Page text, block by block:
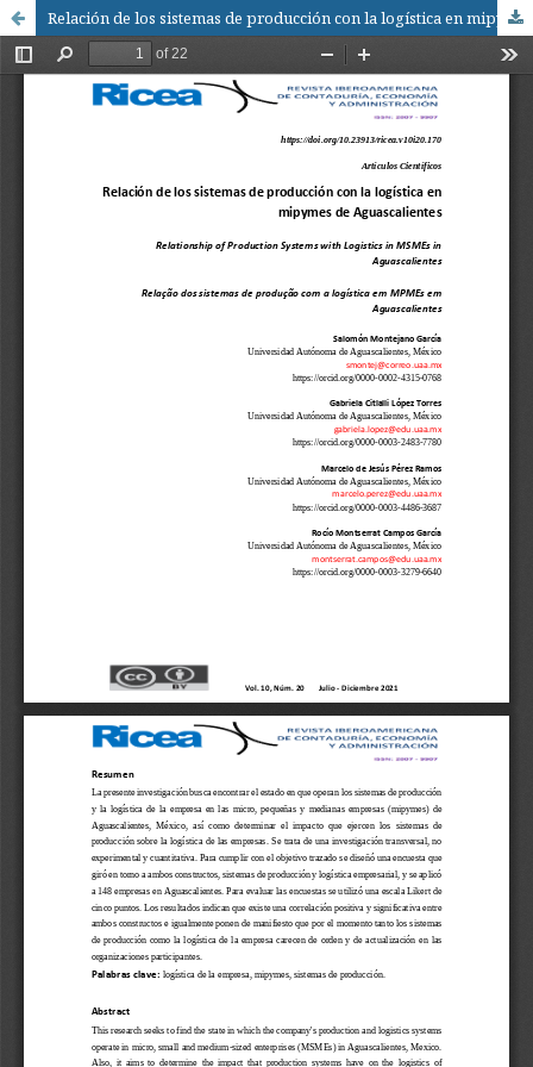
Relación de los sistemas de producción con la logística en mipymes de Aguascalientes